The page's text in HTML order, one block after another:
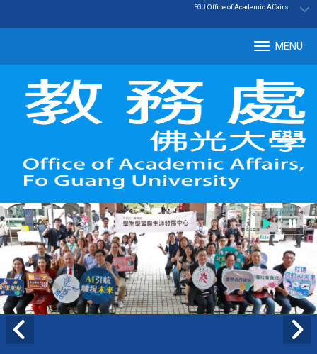
:::
FGU|Office of Academic Affairs
MENU